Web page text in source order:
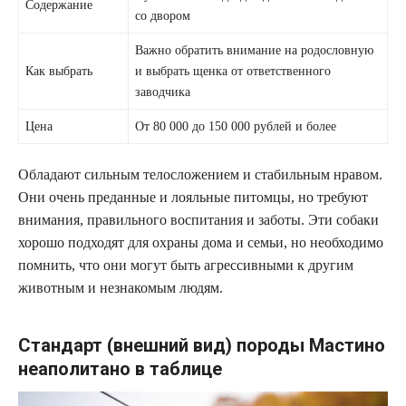
Содержание
со двором
Как выбрать
Важно обратить внимание на родословную
и выбрать щенка от ответственного
заводчика
Цена От 80 000 до 150 000 рублей и более
Обладают сильным телосложением и стабильным нравом.
Они очень преданные и лояльные питомцы, но требуют
внимания, правильного воспитания и заботы. Эти собаки
хорошо подходят для охраны дома и семьи, но необходимо
помнить, что они могут быть агрессивными к другим
животным и незнакомым людям.
Стандарт (внешний вид) породы Мастино
неаполитано в таблице